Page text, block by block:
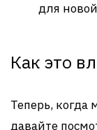
для
Как это
Теперь, когда
давайте